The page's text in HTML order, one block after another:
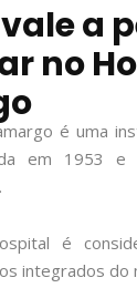
a
no
é uma
em 1953 e
é
integrados do